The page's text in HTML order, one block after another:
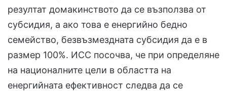
резултат домакинството да се възползва от
субсидия, а ако това е енергийно бедно
семейство, безвъзмездната субсидия да е в
размер 100%. ИСС посочва, че при определяне
на националните цели в областта на
енергийната ефективност следва да се